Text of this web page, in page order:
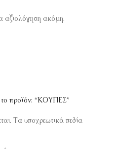
αξιολόγηση ακόμη.
το προϊόν: “ΚΟΥΠΕΣ”
Τα υποχρεωτικά πεδία